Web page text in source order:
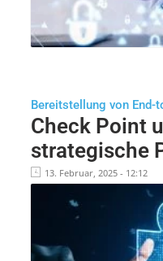
Bereitstellung von End-
Check Point
strategische
13. Februar, 2025 - 12:12